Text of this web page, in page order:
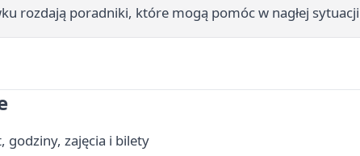
rozdają poradniki, które mogą pomóc w nagłej sytuacji
godziny, zajęcia i bilety